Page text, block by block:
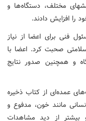
مختلف، دستگاه‌ها و
را افزایش دادند.
فنی برای اعضا از نیاز
سلامتی صحبت کرد. اعضا با
و همچنین صدور نتایج
عمده‌ای از کتاب ذخیره‌
مانند خون، مدفوع و
از دید مشاهدات